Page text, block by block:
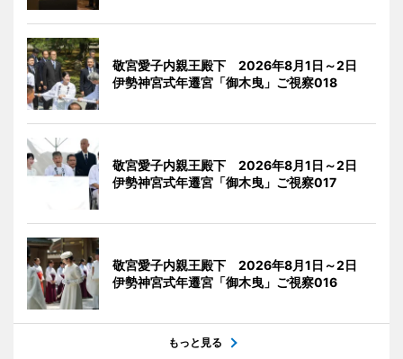
敬宮愛子内親王殿下 2026年8月1日～2日
伊勢神宮式年遷宮「御木曳」ご視察018
敬宮愛子内親王殿下 2026年8月1日～2日
伊勢神宮式年遷宮「御木曳」ご視察017
敬宮愛子内親王殿下 2026年8月1日～2日
伊勢神宮式年遷宮「御木曳」ご視察016
もっと見る